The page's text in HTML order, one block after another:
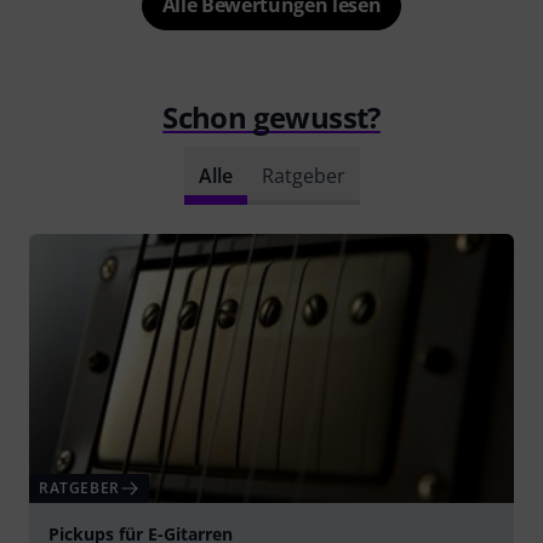
Schon gewusst?
Alle Ratgeber
RATGEBER
Pickups für E-Gitarren